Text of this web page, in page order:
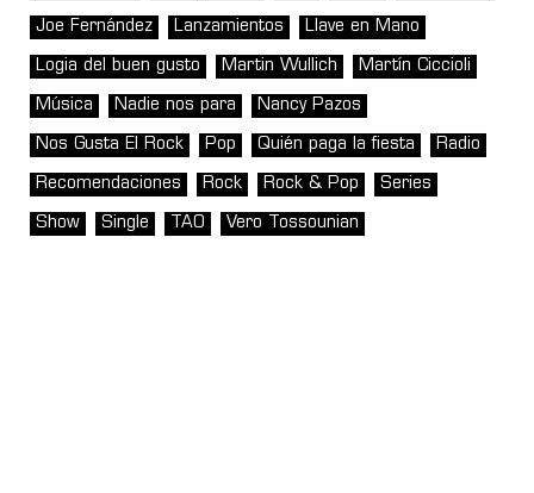
Joe Fernández Lanzamientos Llave en Mano
Logia del buen gusto Martin Wullich Martín Ciccioli
Música Nadie nos para Nancy Pazos
Nos Gusta El Rock Pop Quién paga la fiesta Radio
Recomendaciones Rock Rock & Pop Series
Show Single TAO Vero Tossounian